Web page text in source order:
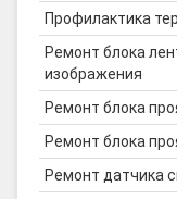
Профилактика
Ремонт блока
изображения
Ремонт блока
Ремонт блока
Ремонт датчика